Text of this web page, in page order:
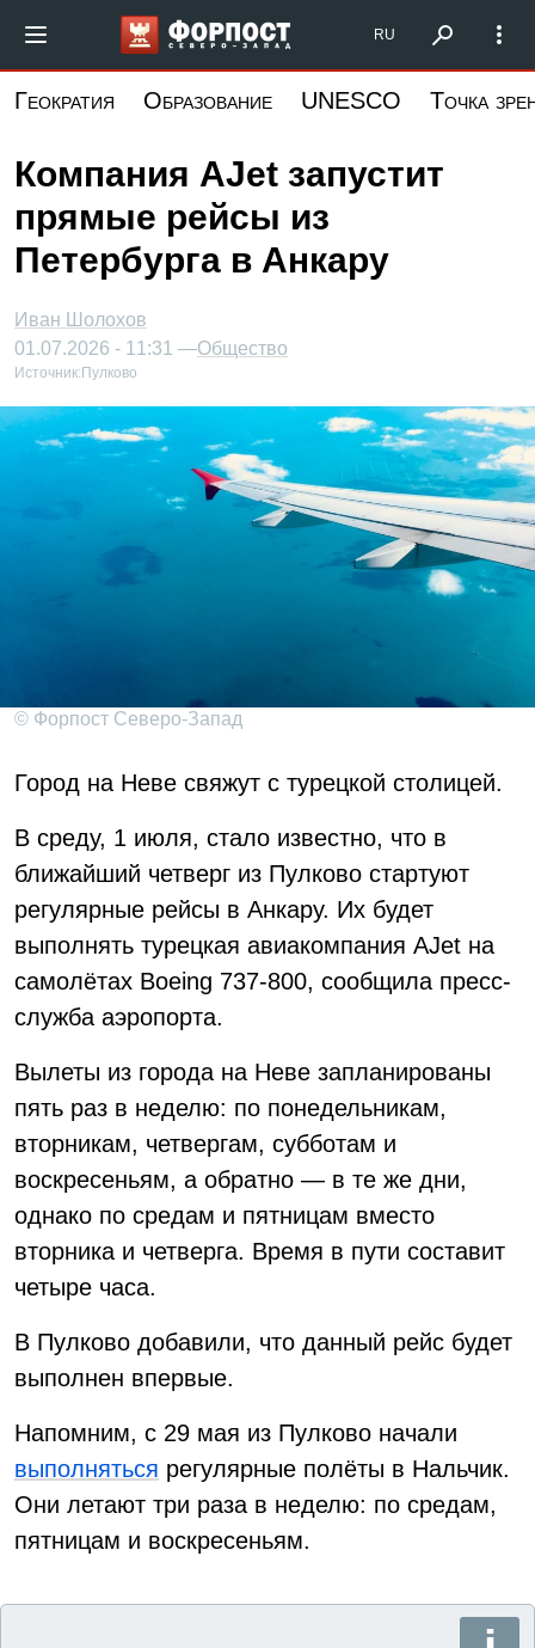
основному
Форпост Северо-Запад
RU
Геократия Образование UNESCO Точка
Компания AJet запустит
прямые рейсы из
Петербурга в Анкару
Иван Шолохов
01.07.2026 - 11:31 —Общество
Источник: Пулково
© Форпост Северо-Запад
Город на Неве свяжут с турецкой столицей.
В среду, 1 июля, стало известно, что в
ближайший четверг из Пулково стартуют
регулярные рейсы в Анкару. Их будет
выполнять турецкая авиакомпания AJet на
самолётах Boeing 737-800, сообщила пресс-
служба аэропорта.
Вылеты из города на Неве запланированы
пять раз в неделю: по понедельникам,
вторникам, четвергам, субботам и
воскресеньям, а обратно — в те же дни,
однако по средам и пятницам вместо
вторника и четверга. Время в пути составит
четыре часа.
В Пулково добавили, что данный рейс будет
выполнен впервые.
Напомним, с 29 мая из Пулково начали
выполняться регулярные полёты в Нальчик.
Они летают три раза в неделю: по средам,
пятницам и воскресеньям.